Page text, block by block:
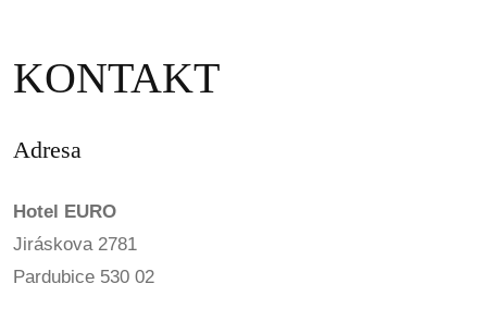
KONTAKT
Adresa
Hotel EURO
Jiráskova 2781
Pardubice 530 02